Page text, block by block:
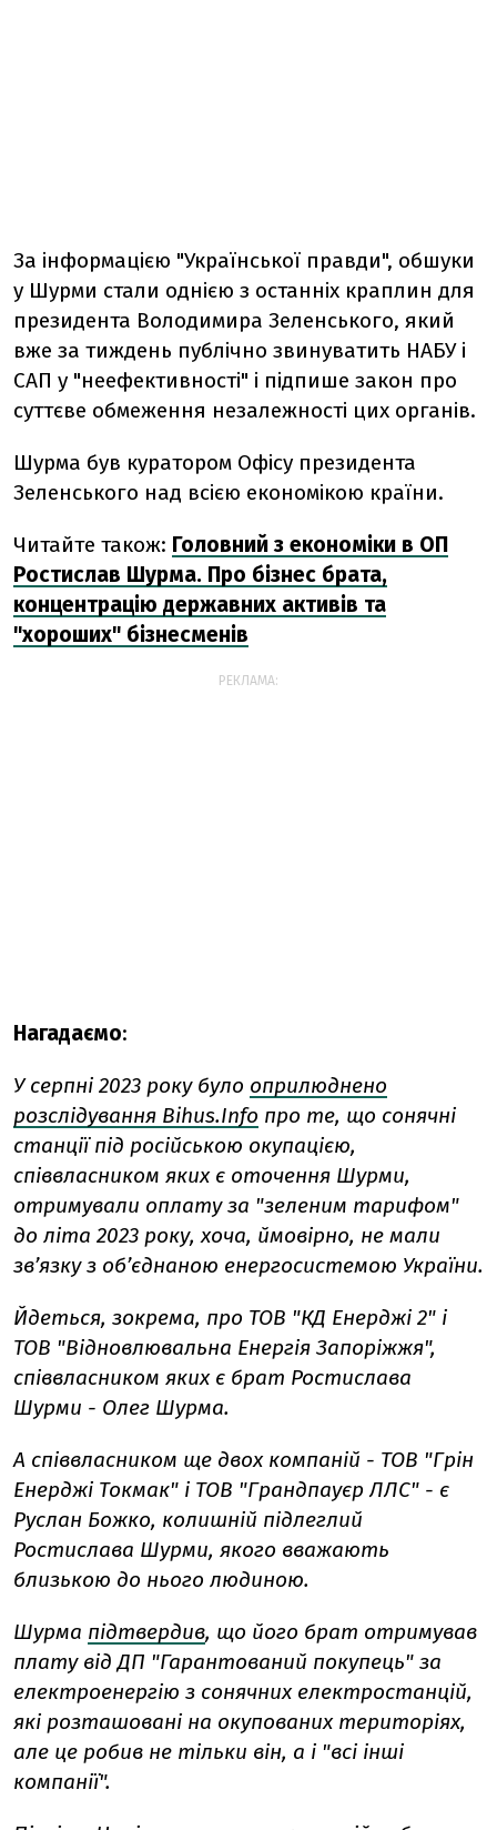
За інформацією "Української правди", обшуки
у Шурми стали однією з останніх краплин для
президента Володимира Зеленського, який
вже за тиждень публічно звинуватить НАБУ і
САП у "неефективності" і підпише закон про
суттєве обмеження незалежності цих органів.
Шурма був куратором Офісу президента
Зеленського над всією економікою країни.
Читайте також: Головний з економіки в ОП
Ростислав Шурма. Про бізнес брата,
концентрацію державних активів та
"хороших" бізнесменів
РЕКЛАМА:
Нагадаємо:
У серпні 2023 року було оприлюднено
розслідування Bihus.Info про те, що сонячні
станції під російською окупацією,
співвласником яких є оточення Шурми,
отримували оплату за "зеленим тарифом"
до літа 2023 року, хоча, ймовірно, не мали
зв’язку з об’єднаною енергосистемою України.
Йдеться, зокрема, про ТОВ "КД Енерджі 2" і
ТОВ "Відновлювальна Енергія Запоріжжя",
співвласником яких є брат Ростислава
Шурми - Олег Шурма.
А співвласником ще двох компаній - ТОВ "Грін
Енерджі Токмак" і ТОВ "Грандпауєр ЛЛС" - є
Руслан Божко, колишній підлеглий
Ростислава Шурми, якого вважають
близькою до нього людиною.
Шурма підтвердив, що його брат отримував
плату від ДП "Гарантований покупець" за
електроенергію з сонячних електростанцій,
які розташовані на окупованих територіях,
але це робив не тільки він, а і "всі інші
компанії".